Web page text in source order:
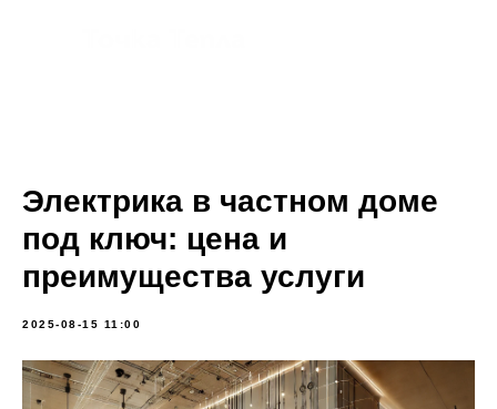
Электрика в частном доме
под ключ: цена и
преимущества услуги
2025-08-15 11:00